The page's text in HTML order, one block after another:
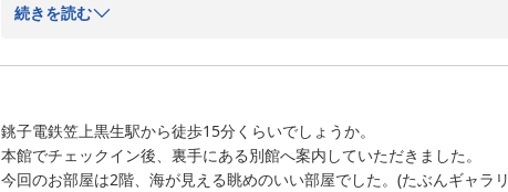
が１階の窓の外は家庭菜園で今は春系銚子キャベツが植えられています
2024-01-13
続きを読む
銚子電鉄笠上黒生駅から徒歩15分くらいでしょうか。
本館でチェックイン後、裏手にある別館へ案内していただきました。
今回のお部屋は2階、海が見える眺めのいい部屋でした。(たぶんギャラ